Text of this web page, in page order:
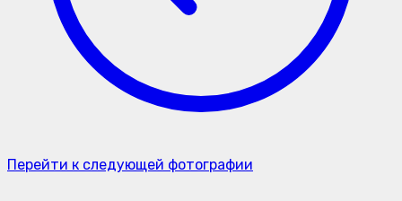
Перейти к следующей фотографии